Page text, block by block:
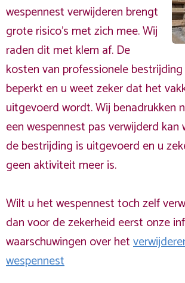
wespennest verwijderen brengt
grote risico’s met zich mee. Wij
raden dit met klem af. De
kosten van professionele
beperkt en u weet zeker dat het
uitgevoerd wordt. Wij benadrukken
een wespennest pas verwijderd
de bestrijding is uitgevoerd en u
geen aktiviteit meer is.
Wilt u het wespennest toch zelf
dan voor de zekerheid eerst onze
waarschuwingen over het
wespennest